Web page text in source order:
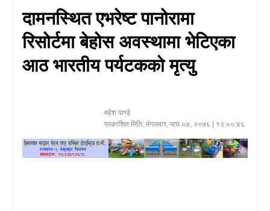
मनोरञ्जन
बजार
प्रदेश
दामनस्थित एभरेष्ट पानोरामा
रिसोर्टमा बेहोस अवस्थामा भेटिएका
आठ भारतीय पर्यटकको मृत्यु
महेश पाण्डे
प्रकाशित मिति: मंगलबार, माघ ०७, २०७६ | १२:००:४६